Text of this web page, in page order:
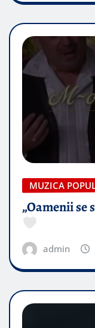
MUZICA
„Oamenii se
admin